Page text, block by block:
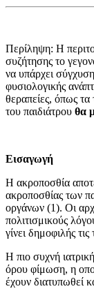
Περίληψη: Η
συζήτησης το
να υπάρχει
φυσιολογικής
θεραπείες, όπως
του παιδιά­τρου θα
Εισαγωγή
Η ακροποσθία
ακροποσθίας των
οργάνων (1). Οι
πολιτισμικούς
γίνει δημοφιλής
Η πιο συχνή
όρου φίμωση, η
έχουν διατυπωθεί